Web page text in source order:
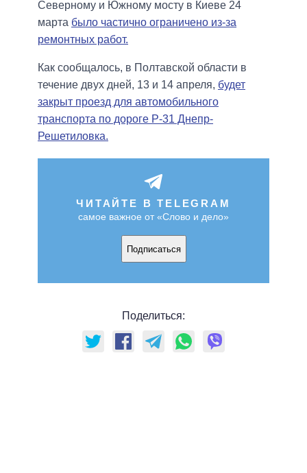
Северному и Южному мосту в Киеве 24
марта было частично ограничено из-за
ремонтных работ.
Как сообщалось, в Полтавской области в
течение двух дней, 13 и 14 апреля, будет
закрыт проезд для автомобильного
транспорта по дороге Р-31 Днепр-
Решетиловка.
ЧИТАЙТЕ В TELEGRAM
самое важное от «Слово и дело»
Подписаться
Поделиться: